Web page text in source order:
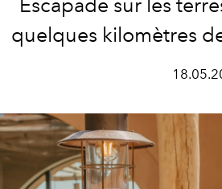
Escapade sur les
quelques kilomètres